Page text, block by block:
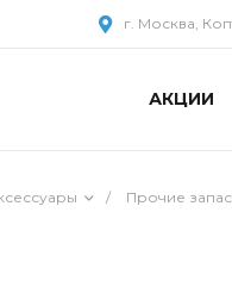
г. Москва,
АКЦИИ
/ Прочие